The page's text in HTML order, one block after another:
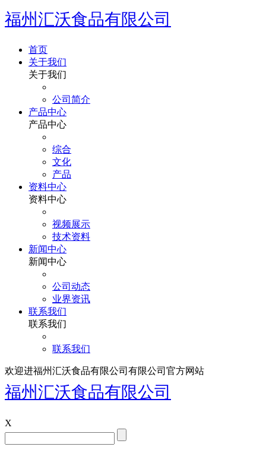
福州汇沃食品有限公司
首页
关于我们
关于我们
公司简介
产品中心
产品中心
综合
文化
产品
资料中心
资料中心
视频展示
技术资料
新闻中心
新闻中心
公司动态
业界资讯
联系我们
联系我们
联系我们
欢迎进福州汇沃食品有限公司有限公司官方网站
福州汇沃食品有限公司
X